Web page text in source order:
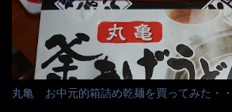
らないじゃん！ 茹で上げ直後の麺だけい
う。 事前にググって調べたら、やっぱり＜
文方法としてあるらしい。 それと店員によ
者も居るらしい云う事。 そこでランチ混雑
配慮でもある。 11:20 店内に入り・・・
シで！』と注文したら、近場にいたオッサ
丸亀 お中元的箱詰め乾麺を買ってみた・